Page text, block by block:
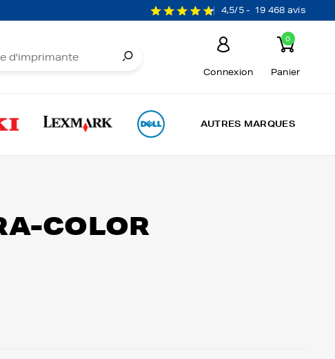
4,5/5 - 19 468 avis
Connexion
0
Panier
AUTRES MARQUES
COLOR